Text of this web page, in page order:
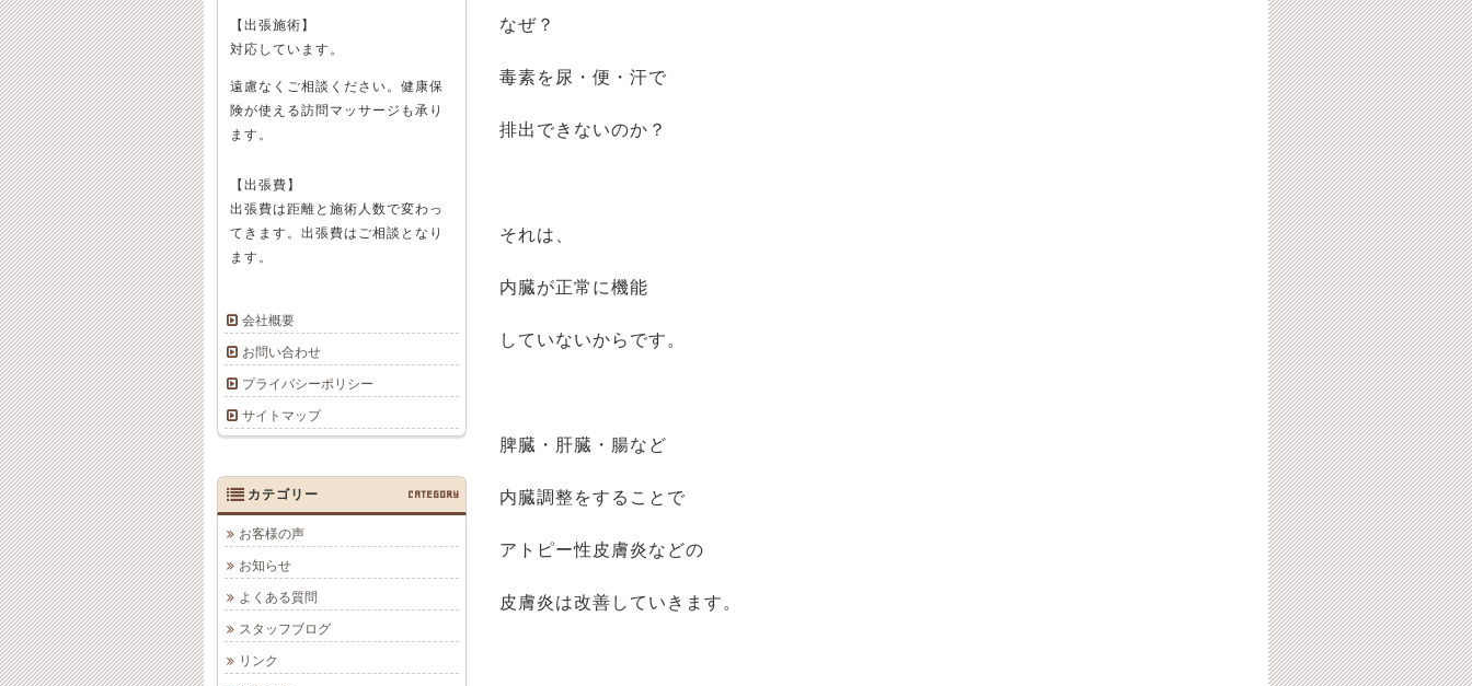
なぜ？
毒素を尿・便・汗で
排出できないのか？
それは、
内臓が正常に機能
していないからです。
脾臓・肝臓・腸など
内臓調整をすることで
アトピー性皮膚炎などの
皮膚炎は改善していきます。
【出張施術】
対応しています。
遠慮なくご相談ください。健康保
険が使える訪問マッサージも承り
ます。
【出張費】
出張費は距離と施術人数で変わっ
てきます。出張費はご相談となり
ます。
会社概要
お問い合わせ
プライバシーポリシー
サイトマップ
カテゴリー CATEGORY
お客様の声
お知らせ
よくある質問
スタッフブログ
リンク